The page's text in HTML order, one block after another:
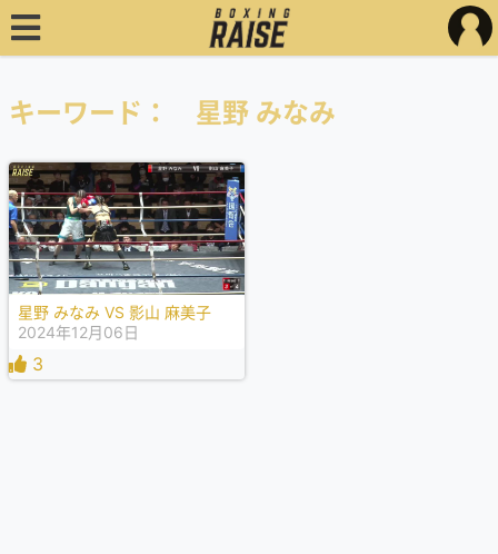
キーワード： 星野 みなみ
星野 みなみ VS 影山 麻美子
2024年12月06日
3